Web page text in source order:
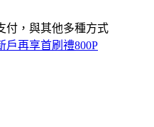
付，與其他多種方式
戶再享首刷禮800P